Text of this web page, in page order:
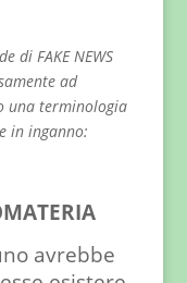
di FAKE NEWS
ad
una terminologia
in inganno:
avrebbe